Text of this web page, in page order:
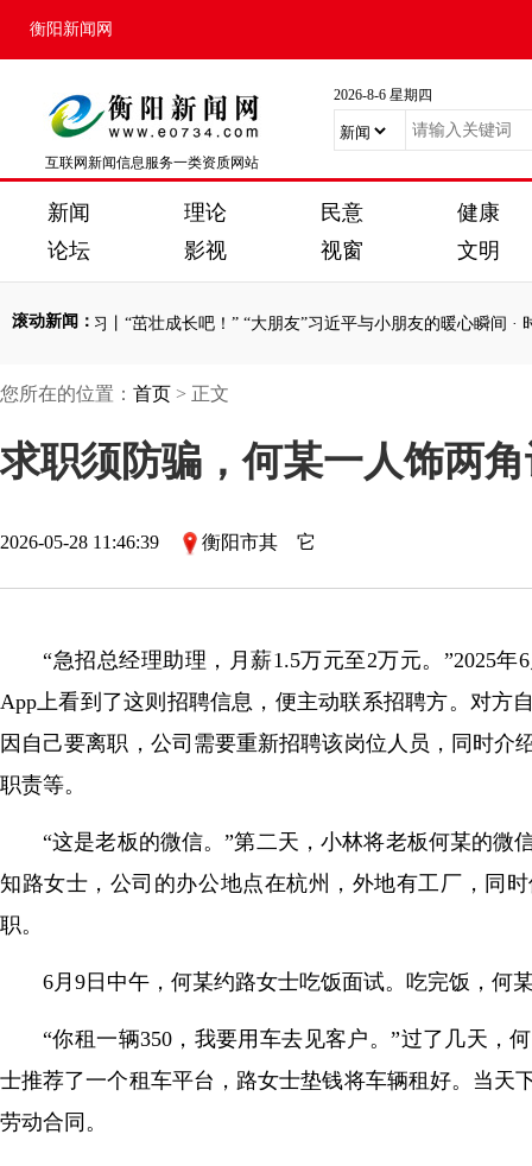
衡阳新闻网
互联网新闻信息服务一类资质网站
2026-8-6 星期四
新闻 理论 民意
健康
论坛
影视 视窗 文明
滚动新闻 ：
·看图学习丨“茁壮成长吧！” “大朋友”习近平与小朋友的暖心瞬间·时
·看图学习丨“茁壮成长吧！” “大朋友”习近平与小朋友的暖心瞬间
您所在的位置： 首页 > 正文
求职须防骗，何某一人饰两
2026-05-28 11:46:39 衡阳市其 它
“急招总经理助理，月薪1.5万元至2万元。”2025
App上看到了这则招聘信息，便主动联系招聘方。对方
因自己要离职，公司需要重新招聘该岗位人员，同时介
职责等。
“这是老板的微信。”第二天，小林将老板何某的微
知路女士，公司的办公地点在杭州，外地有工厂，同
职。
6月9日中午，何某约路女士吃饭面试。吃完饭，何
“你租一辆350，我要用车去见客户。”过了几天，
士推荐了一个租车平台，路女士垫钱将车辆租好。当天
劳动合同。